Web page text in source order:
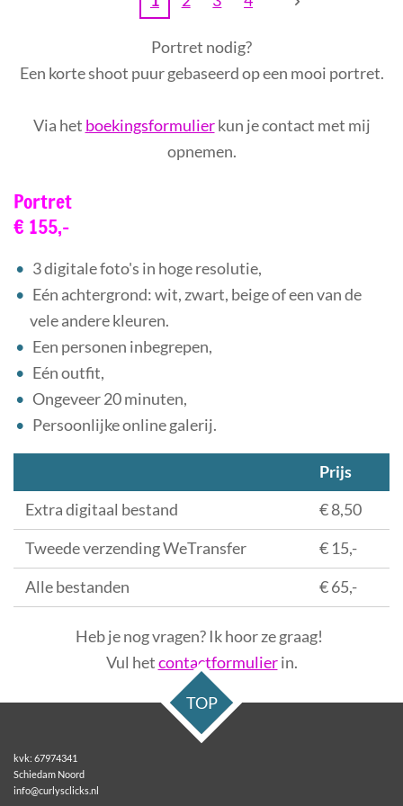
Portret nodig?
Een korte shoot puur gebaseerd op een mooi portret.
Via het boekingsformulierkun je contact met mij
opnemen.
Portret
€ 155,-
3 digitale foto's in hoge resolutie,
Eén achtergrond: wit, zwart, beige of een van de
vele andere kleuren.
Een personen inbegrepen,
Eén outfit,
Ongeveer 20 minuten,
Persoonlijke online galerij.
Prijs
Extra digitaal bestand
€ 8,50
Tweede verzending WeTransfer € 15,-
Alle bestanden € 65,-
Heb je nog vragen? Ik hoor ze graag!
Vul hetcontactformulierin.
TOP
kvk: 67974341
Schiedam Noord
info@curlysclicks.nl